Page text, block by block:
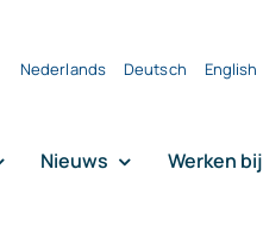
Nederlands Deutsch English
Nieuws Werken bij